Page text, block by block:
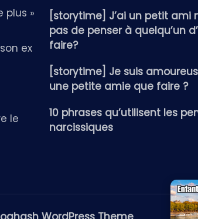
plus »
ex
le
[storytime] J’ai un petit ami
pas de penser à quelqu’un
faire?
[storytime] Je suis
une petite amie que faire ?
10 phrases qu’utilisent les
narcissiques